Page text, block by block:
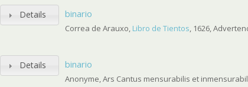
Details binario
Correa de Arauxo, Libro de Tientos, 1626,
Details binario
Anonyme, Ars Cantus mensurabilis et